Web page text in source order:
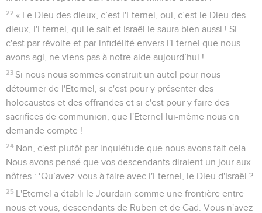
22 « Le Dieu des dieux, c’est l'Eternel, oui, c’est le Dieu des
dieux, l'Eternel, qui le sait et Israël le saura bien aussi ! Si
c'est par révolte et par infidélité envers l'Eternel que nous
avons agi, ne viens pas à notre aide aujourd’hui !
23 Si nous nous sommes construit un autel pour nous
détourner de l'Eternel, si c'est pour y présenter des
holocaustes et des offrandes et si c'est pour y faire des
sacrifices de communion, que l'Eternel lui-même nous en
demande compte !
24 Non, c'est plutôt par inquiétude que nous avons fait cela.
Nous avons pensé que vos descendants diraient un jour aux
nôtres : ‘Qu’avez-vous à faire avec l'Eternel, le Dieu d'Israël ?
25 L'Eternel a établi le Jourdain comme une frontière entre
nous et vous, descendants de Ruben et de Gad. Vous n'avez